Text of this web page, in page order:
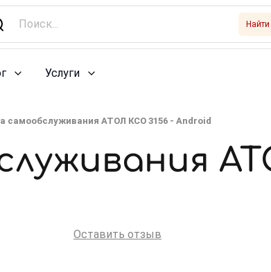
Найти
Услуги
самообслуживания АТОЛ КСО 3156 - Android
Оставить отзыв